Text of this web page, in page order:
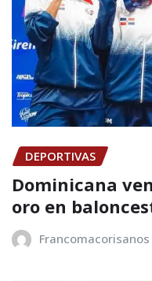
DEPORTIVAS
Dominicana
oro en
Francomacorisanos